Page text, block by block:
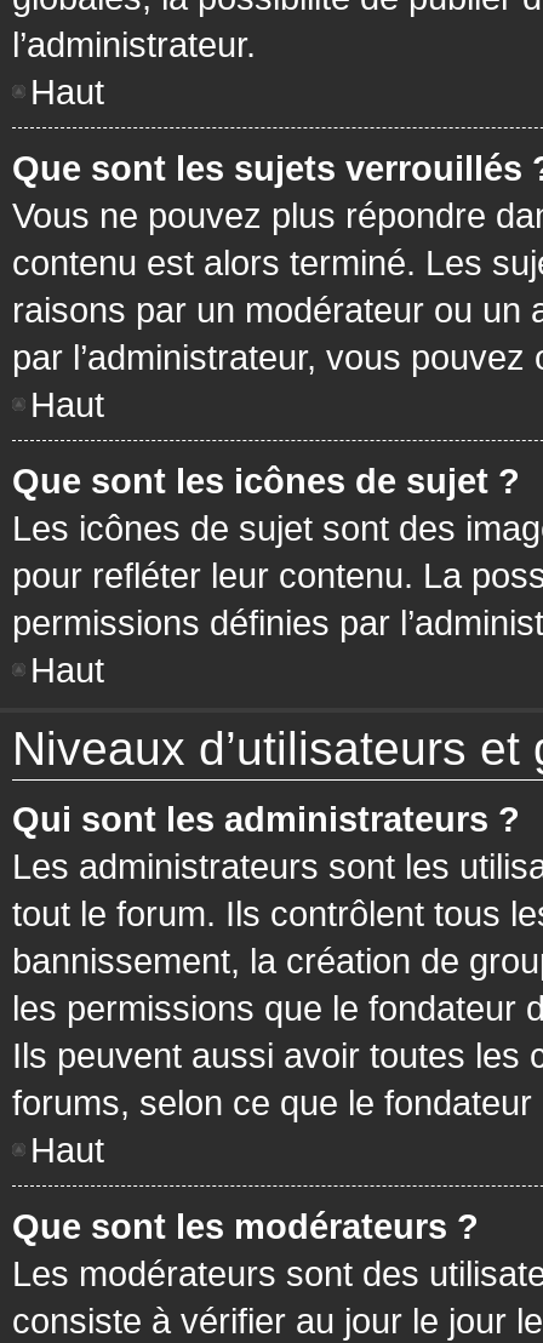
l’administrateur.
Haut
Que sont les sujets verrouillés
Vous ne pouvez plus répondre
contenu est alors terminé. Les
raisons par un modérateur ou un
par l’administrateur, vous
Haut
Que sont les icônes de sujet ?
Les icônes de sujet sont des
pour refléter leur contenu. La
permissions définies par
Haut
Niveaux d’utilisateurs et
Qui sont les administrateurs ?
Les administrateurs sont les
tout le forum. Ils contrôlent tous
bannissement, la création de
les permissions que le fondateur
Ils peuvent aussi avoir toutes les
forums, selon ce que le
Haut
Que sont les modérateurs ?
Les modérateurs sont des
consiste à vérifier au jour le jour